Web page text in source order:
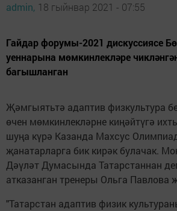
admin, 18 гыйнвар 2021 - 07:55
Гайдар форумы-2021 дискуссиясе
уеннарына мөмкинлекләре
багышланган
Җәмгыятьтә адаптив физкультура
өчен мөмкинлекләрне киңәйтүгә
шуңа күрә Казанда Махсус
җанатарларга бик кирәк булачак.
Дәүләт Думасында Татарстаннан
атказанган тренеры Ольга Павлова
"Татарстан адаптив физик